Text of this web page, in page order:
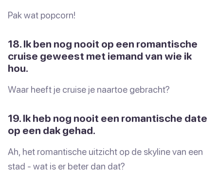
Pak wat popcorn!
18. Ik ben nog nooit op een romantische
cruise geweest met iemand van wie ik
hou.
Waar heeft je cruise je naartoe gebracht?
19. Ik heb nog nooit een romantische date
op een dak gehad.
Ah, het romantische uitzicht op de skyline van een
stad - wat is er beter dan dat?